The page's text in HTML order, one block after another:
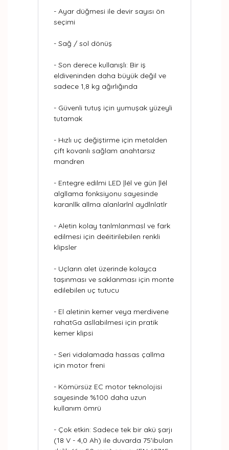
- Ayar düğmesi ile devir sayısı ön
seçimi
- Sağ / sol dönüş
- Son derece kullanışlı: Bir iş
eldiveninden daha büyük değil ve
sadece 1,8 kg ağırlığında
- Güvenli tutuş için yumuşak yüzeyli
tutamak
- Hızlı uç değiştirme için metalden
çift kovanlı sağlam anahtarsız
mandren
- Entegre edilmi LED |lél ve gün |lél
algllama fonksiyonu sayesinde
karanllk allma alanlarlnl aydlnlatlr
- Aletin kolay tanlmlanmasl ve fark
edilmesi için deéitirilebilen renkli
klipsler
- Uçların alet üzerinde kolayca
taşınması ve saklanması için monte
edilebilen uç tutucu
- El aletinin kemer veya merdivene
rahatGa asllabilmesi için pratik
kemer klipsi
- Seri vidalamada hassas çallma
için motor freni
- Kömürsüz EC motor teknolojisi
sayesinde %100 daha uzun
kullanım ömrü
- Çok etkin: Sadece tek bir akü şarjı
(18 V - 4,0 Ah) ile duvarda 75'ibulan